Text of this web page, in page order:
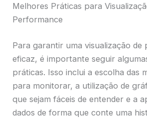
Melhores Práticas para
Performance
Para garantir uma visualização de
eficaz, é importante seguir
práticas. Isso inclui a escolha das
para monitorar, a utilização de
que sejam fáceis de entender e a
dados de forma que conte uma